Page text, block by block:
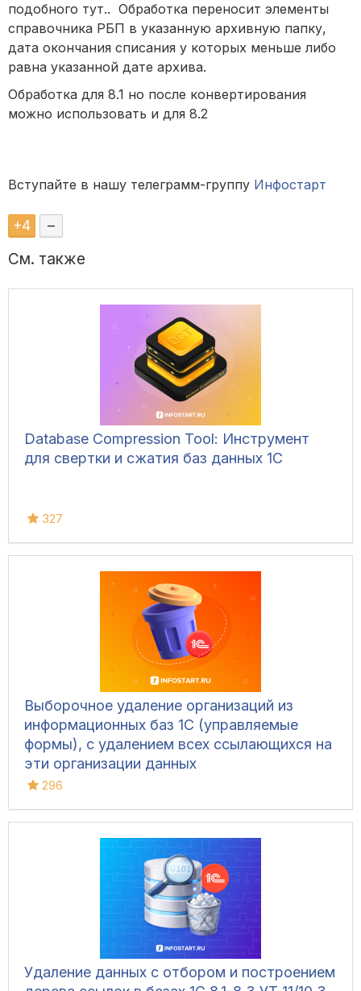
подобного тут.. Обработка переносит элементы
справочника РБП в указанную архивную папку,
дата окончания списания у которых меньше либо
равна указанной дате архива.
Обработка для 8.1 но после конвертирования
можно использовать и для 8.2
Вступайте в нашу телеграмм-группу Инфостарт
+4 –
См. также
Database Compression Tool: Инструмент
для свертки и сжатия баз данных 1С
327
Выборочное удаление организаций из
информационных баз 1С (управляемые
формы), с удалением всех ссылающихся на
эти организации данных
296
Удаление данных с отбором и построением